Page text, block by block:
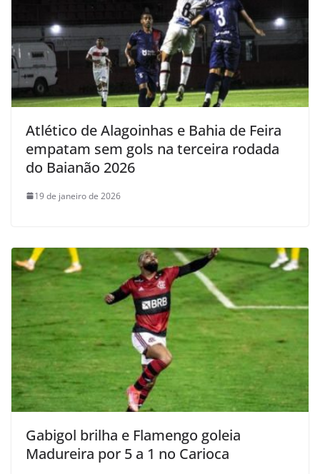
Atlético de Alagoinhas e Bahia de Feira
empatam sem gols na terceira rodada
do Baianão 2026
19 de janeiro de 2026
Gabigol brilha e Flamengo goleia
Madureira por 5 a 1 no Carioca